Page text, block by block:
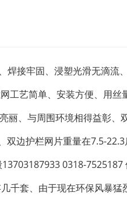
接牢固、浸塑光滑无滴流
工艺简单、安装方便、用丝
丽、与周围环境相得益彰、
边护栏网片重量在7.5-
0318-
千套、由于现在环保风暴猛